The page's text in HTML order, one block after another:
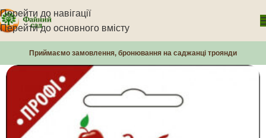
Перейти до навігації
Перейти до основного вмісту
Приймаємо замовлення, бронювання на саджанці троянди